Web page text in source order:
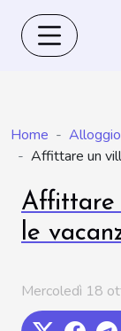
Home
Alloggio
Affittare un
Affittare
le
Mercoledì 18